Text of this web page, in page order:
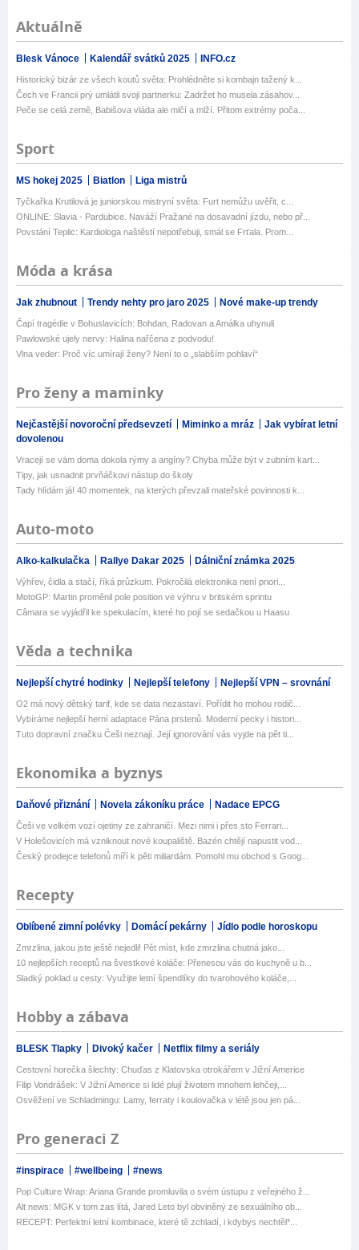
Aktuálně
Blesk Vánoce Kalendář svátků 2025 INFO.cz
Historický bizár ze všech koutů světa: Prohlédněte si kombajn tažený k...
Čech ve Francii prý umlátil svoji partnerku: Zadržet ho musela zásahov...
Peče se celá země, Babišova vláda ale mlčí a mlží. Přitom extrémy poča...
Sport
MS hokej 2025 Biatlon Liga mistrů
Tyčkařka Krutilová je juniorskou mistryní světa: Furt nemůžu uvěřit, c...
ONLINE: Slavia - Pardubice. Naváží Pražané na dosavadní jízdu, nebo př...
Povstání Teplic: Kardiologa naštěstí nepotřebuji, smál se Frťala. Prom...
Móda a krása
Jak zhubnout Trendy nehty pro jaro 2025 Nové make-up trendy
Čapí tragédie v Bohuslavicích: Bohdan, Radovan a Amálka uhynuli
Pawlowské ujely nervy: Halina nařčena z podvodu!
Vlna veder: Proč víc umírají ženy? Není to o „slabším pohlaví“
Pro ženy a maminky
Nejčastější novoroční předsevzetí Miminko a mráz
Jak vybírat letní
dovolenou
Vracejí se vám doma dokola rýmy a angíny? Chyba může být v zubním kart...
Tipy, jak usnadnit prvňáčkovi nástup do školy
Tady hlídám já! 40 momentek, na kterých převzali mateřské povinnosti k...
Auto-moto
Alko-kalkulačka Rallye Dakar 2025 Dálniční známka 2025
Výhřev, čidla a stačí, říká průzkum. Pokročilá elektronika není priori...
MotoGP: Martin proměnil pole position ve výhru v britském sprintu
Câmara se vyjádřil ke spekulacím, které ho pojí se sedačkou u Haasu
Věda a technika
Nejlepší chytré hodinky Nejlepší telefony Nejlepší VPN – srovnání
O2 má nový dětský tarif, kde se data nezastaví. Pořídit ho mohou rodič...
Vybíráme nejlepší herní adaptace Pána prstenů. Moderní pecky i histori...
Tuto dopravní značku Češi neznají. Její ignorování vás vyjde na pět ti...
Ekonomika a byznys
Daňové přiznání Novela zákoníku práce Nadace EPCG
Češi ve velkém vozí ojetiny ze zahraničí. Mezi nimi i přes sto Ferrari...
V Holešovicích má vzniknout nové koupaliště. Bazén chtějí napustit vod...
Český prodejce telefonů míří k pěti miliardám. Pomohl mu obchod s Goog...
Recepty
Oblíbené zimní polévky Domácí pekárny Jídlo podle horoskopu
Zmrzlina, jakou jste ještě nejedli! Pět míst, kde zmrzlina chutná jako...
10 nejlepších receptů na švestkové koláče: Přenesou vás do kuchyně u b...
Sladký poklad u cesty: Využijte letní špendlíky do tvarohového koláče,...
Hobby a zábava
BLESK Tlapky Divoký kačer Netflix filmy a seriály
Cestovní horečka šlechty: Chuďas z Klatovska otrokářem v Jižní Americe
Filip Vondrášek: V Jižní Americe si lidé plují životem mnohem lehčeji,...
Osvěžení ve Schladmingu: Lamy, ferraty i koulovačka v létě jsou jen pá...
Pro generaci Z
#inspirace #wellbeing #news
Pop Culture Wrap: Ariana Grande promluvila o svém ústupu z veřejného ž...
Alt news: MGK v tom zas lítá, Jared Leto byl obviněný ze sexuálního ob...
RECEPT: Perfektní letní kombinace, které tě zchladí, i kdybys nechtěl*...